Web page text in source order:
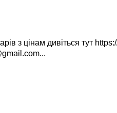
з цінам дивіться тут
...